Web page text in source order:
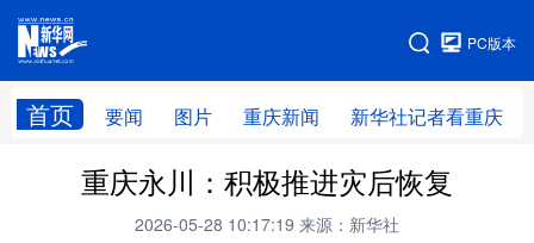
PC版本
首页 要闻 图片 重庆新闻 新华社记者看重庆
网站地图
重庆永川：积极推进灾后恢复
2026-05-28 10:17:19 来源：新华社